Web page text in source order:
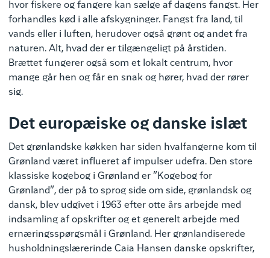
hvor fiskere og fangere kan sælge af dagens fangst. Her
forhandles kød i alle afskygninger. Fangst fra land, til
vands eller i luften, herudover også grønt og andet fra
naturen. Alt, hvad der er tilgængeligt på årstiden.
Brættet fungerer også som et lokalt centrum, hvor
mange går hen og får en snak og hører, hvad der rører
sig.
Det europæiske og danske islæt
Det grønlandske køkken har siden hvalfangerne kom til
Grønland været influeret af impulser udefra. Den store
klassiske kogebog i Grønland er ”Kogebog for
Grønland”, der på to sprog side om side, grønlandsk og
dansk, blev udgivet i 1963 efter otte års arbejde med
indsamling af opskrifter og et generelt arbejde med
ernæringsspørgsmål i Grønland. Her grønlandiserede
husholdningslærerinde Caia Hansen danske opskrifter,